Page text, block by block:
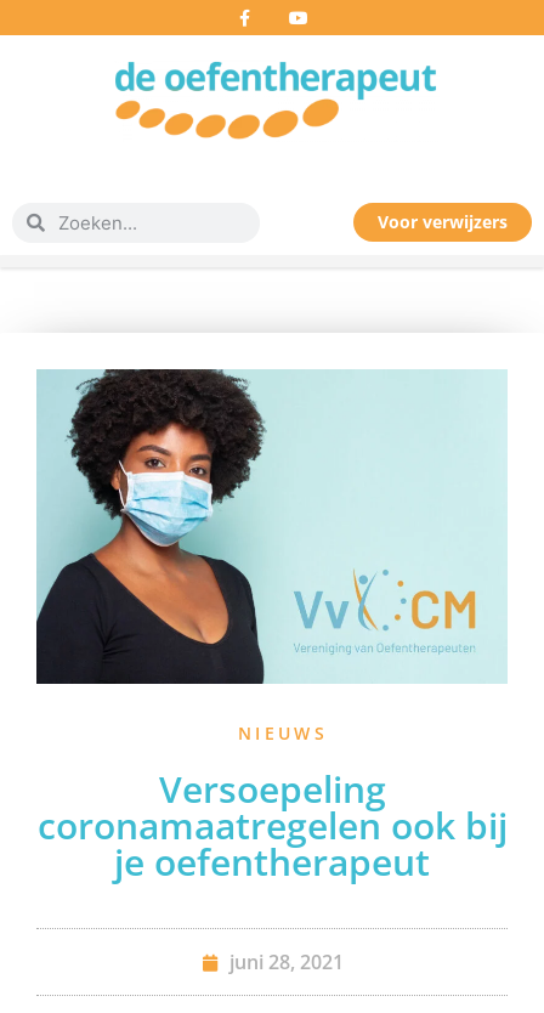
Voor verwijzers
NIEUWS
Versoepeling
coronamaatregelen ook bij
je oefentherapeut
juni 28, 2021